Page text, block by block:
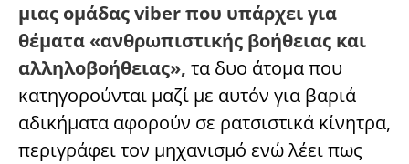
μιας ομάδας viber που υπάρχει για
θέματα «ανθρωπιστικής βοήθειας και
αλληλοβοήθειας», τα δυο άτομα που
κατηγορούνται μαζί με αυτόν για βαριά
αδικήματα αφορούν σε ρατσιστικά κίνητρα,
περιγράφει τον μηχανισμό ενώ λέει πως